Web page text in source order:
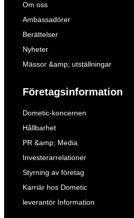
Om oss
Ambassadörer
Berättelser
Nyheter
Mässor &amp; utställningar
Företagsinformation
Dometic-koncernen
Hållbarhet
PR &amp; Media
Investerarrelationer
Styrning av företag
Karriär hos Dometic
leverantör Information